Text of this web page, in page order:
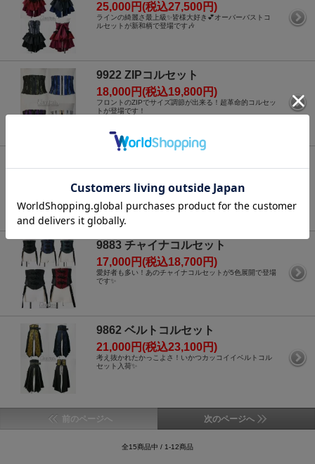
25,000円(税込27,500円)
ラインの綺麗さ最上級✨皆様大好き💕オーバーバストコ
ルセットが新和柄で登場です🎶
9922 ZIPコルセット
18,000円(税込19,800円)
フロントのZIPでサイズ調節が出来る！超革命的コルセッ
トが登場です！
ラインの綺麗さ最上級！ホルターコルセット久々登場🎶
9883 チャイナコルセット
17,000円(税込18,700円)
愛好者も多い！あのチャイナコルセットが5色展開で登場
です✨
9862 ベルトコルセット
21,000円(税込23,100円)
考え抜かれたかっこよさ！いかつカッコイイベルトコル
セット入荷✨
前のページへ 次のページへ
全15商品中 / 1-12商品